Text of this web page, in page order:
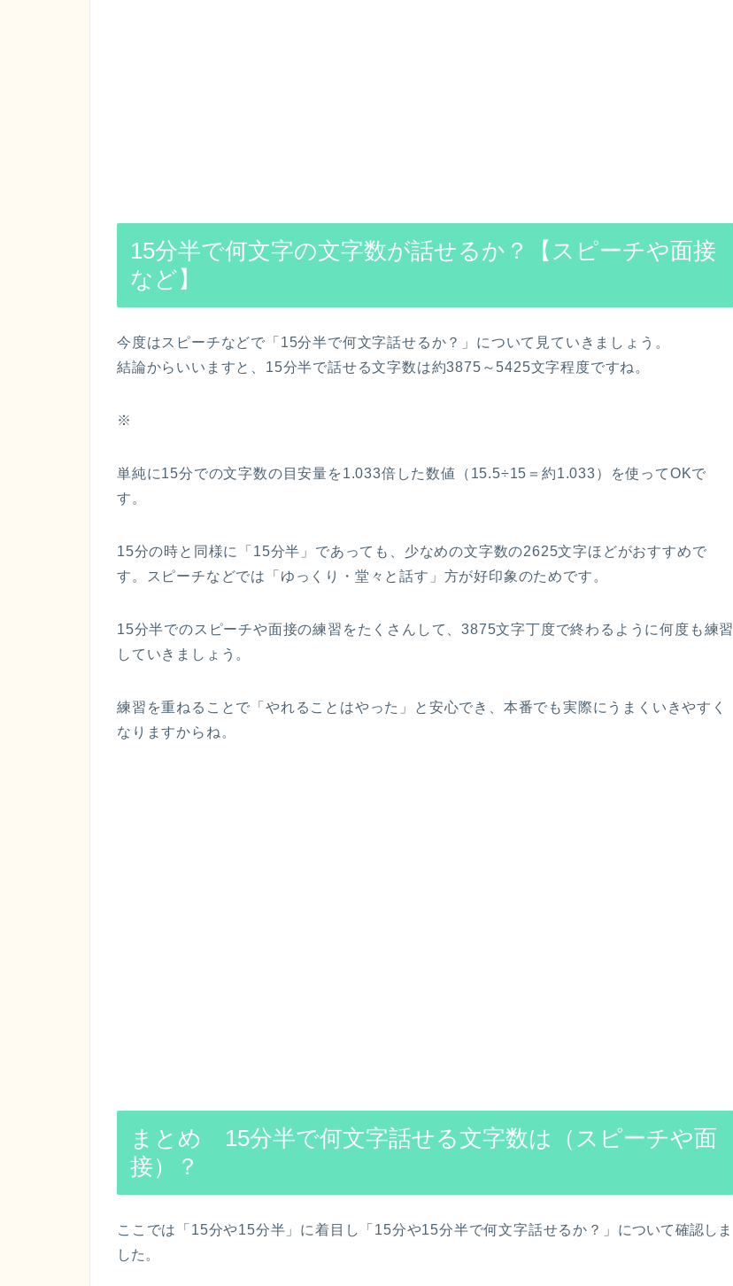
15分半で何文字の文字数が話せるか？【スピーチや面接
など】
今度はスピーチなどで「15分半で何文字話せるか？」について見ていきましょう。
結論からいいますと、15分半で話せる文字数は約3875～5425文字程度ですね。
※
単純に15分での文字数の目安量を1.033倍した数値（15.5÷15＝約1.033）を使ってOKで
す。
15分の時と同様に「15分半」であっても、少なめの文字数の2625文字ほどがおすすめで
す。スピーチなどでは「ゆっくり・堂々と話す」方が好印象のためです。
15分半でのスピーチや面接の練習をたくさんして、3875文字丁度で終わるように何度も練習
していきましょう。
練習を重ねることで「やれることはやった」と安心でき、本番でも実際にうまくいきやすく
なりますからね。
まとめ 15分半で何文字話せる文字数は（スピーチや面
接）？
ここでは「15分や15分半」に着目し「15分や15分半で何文字話せるか？」 について確認しま
した。